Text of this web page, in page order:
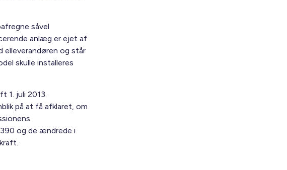
såvel
anlæg er ejet af
elleverandøren og står
skulle installeres
1. juli 2013.
på at få afklaret, om
og de ændrede i